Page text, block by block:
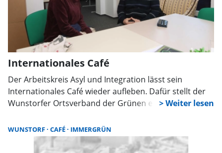
Internationales Café
Der Arbeitskreis Asyl und Integration lässt sein
Internationales Café wieder aufleben. Dafür stellt der
Wunstorfer Ortsverband der Grünen erneut seine
zwischen 10 und 12 Uhr zur Verfügung.
WUNSTORF CAFÉ IMMERGRÜN